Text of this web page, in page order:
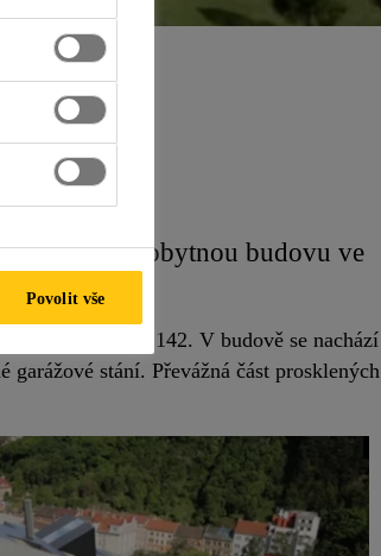
obytnou budovu ve
Radlická 142. V budově se nachází
stání. Převážná část prosklených
Povolit vše